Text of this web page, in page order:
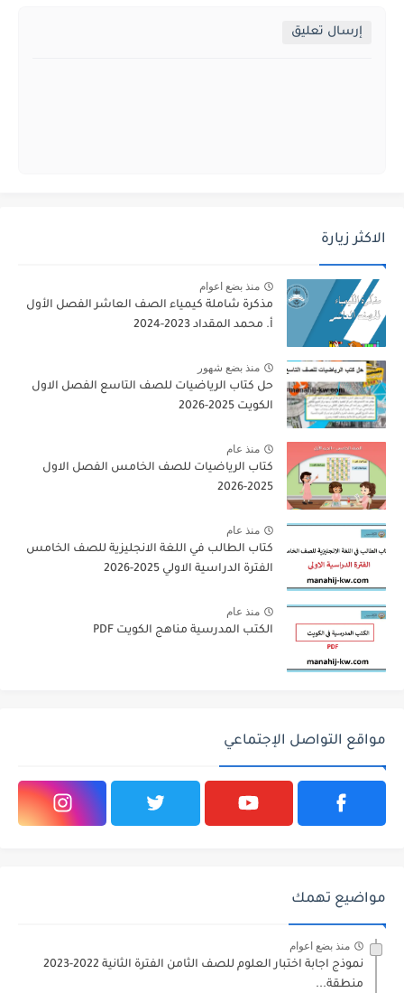
إرسال تعليق
الاكثر زيارة
منذ بضع اعوام
مذكرة شاملة كيمياء الصف العاشر الفصل الأول
أ. محمد المقداد 2023-2024
منذ بضع شهور
حل كتاب الرياضيات للصف التاسع الفصل الاول
الكويت 2025-2026
منذ عام
كتاب الرياضيات للصف الخامس الفصل الاول
2025-2026
منذ عام
كتاب الطالب في اللغة الانجليزية للصف الخامس
الفترة الدراسية الاولي 2025-2026
منذ عام
الكتب المدرسية مناهج الكويت PDF
مواقع التواصل الإجتماعي
مواضيع تهمك
منذ بضع اعوام
نموذج اجابة اختبار العلوم للصف الثامن الفترة الثانية 2022-2023
منطقة...